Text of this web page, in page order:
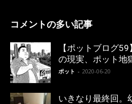
コメントの多い記事
【ポットブログ
の現実、ポット地
ポット - 2020-06-20
いきなり最終回。